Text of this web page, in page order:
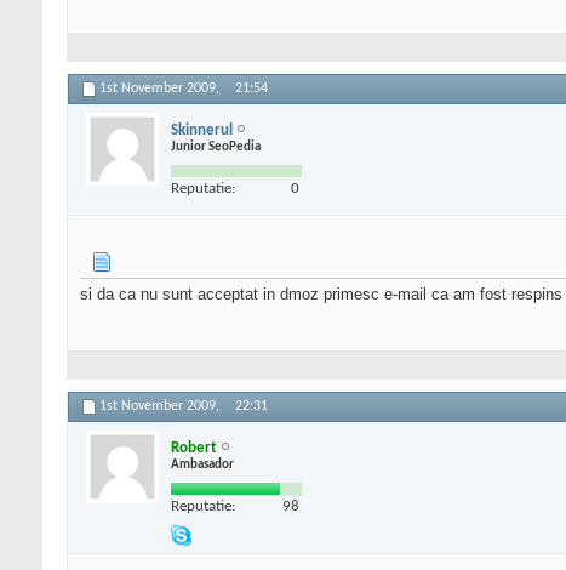
1st November 2009, 21:54
Skinnerul
Junior SeoPedia
Reputatie: 0
si da ca nu sunt acceptat in dmoz primesc e-mail ca am fost
1st November 2009, 22:31
Robert
Ambasador
Reputatie: 98